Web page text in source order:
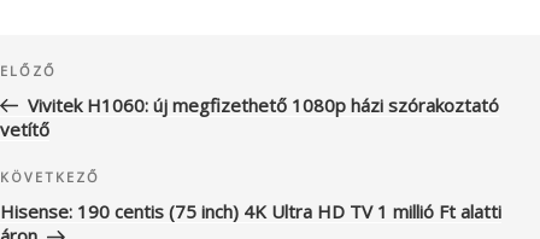
navigáció
Korábbi
bejegyzés
ELŐZŐ
Vivitek H1060: új megfizethető 1080p házi szórakoztató
vetítő
Következő
bejegyzés
KÖVETKEZŐ
Hisense: 190 centis (75 inch) 4K Ultra HD TV 1 millió Ft alatti